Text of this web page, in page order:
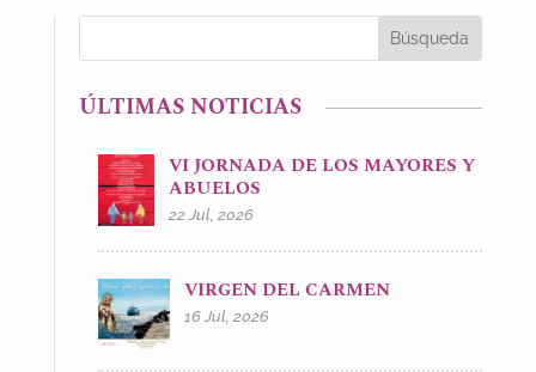
ÚLTIMAS NOTICIAS
VI JORNADA DE LOS MAYORES Y
ABUELOS
22 Jul, 2026
VIRGEN DEL CARMEN
16 Jul, 2026